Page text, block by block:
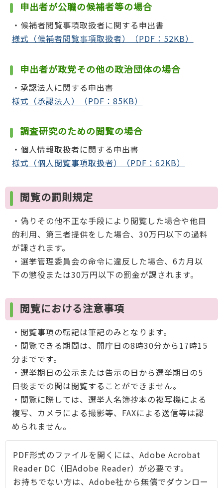
申出者が公職の候補者等の場合
・候補者閲覧事項取扱者に関する申出書
様式（候補者閲覧事項取扱者）（PDF：52KB）
申出者が政党その他の政治団体の場合
・承認法人に関する申出書
様式（承認法人）（PDF：85KB）
調査研究のための閲覧の場合
・個人情報取扱者に関する申出書
様式（個人閲覧事項取扱者）（PDF：62KB）
閲覧の罰則規定
・偽りその他不正な手段により閲覧した場合や他目
的利用、第三者提供をした場合、30万円以下の過料
が課されます。
・選挙管理委員会の命令に違反した場合、6カ月以
下の懲役または30万円以下の罰金が課されます。
閲覧における注意事項
・閲覧事項の転記は筆記のみとなります。
・閲覧できる期間は、開庁日の8時30分から17時15
分までです。
・選挙期日の公示または告示の日から選挙期日の5
日後までの間は閲覧することができません。
・閲覧に際しては、選挙人名簿抄本の複写機による
複写、カメラによる撮影等、FAXによる送信等は認
められません。
PDF形式のファイルを開くには、Adobe Acrobat
Reader DC（旧Adobe Reader）が必要です。
お持ちでない方は、Adobe社から無償でダウンロー